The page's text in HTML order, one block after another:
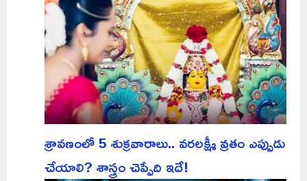
శ్రావణంలో 5 శుక్రవారాలు.. వరలక్ష్మీ వ్రతం ఎప్పుడు
చేయాలి? శాస్త్రం చెప్పేది ఇదే!